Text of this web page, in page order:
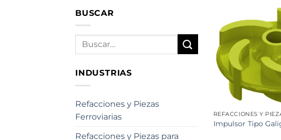
BUSCAR
Buscar
INDUSTRIAS
Refacciones y Piezas
Ferroviarias
Refacciones y Piezas para
Impulsor Tipo